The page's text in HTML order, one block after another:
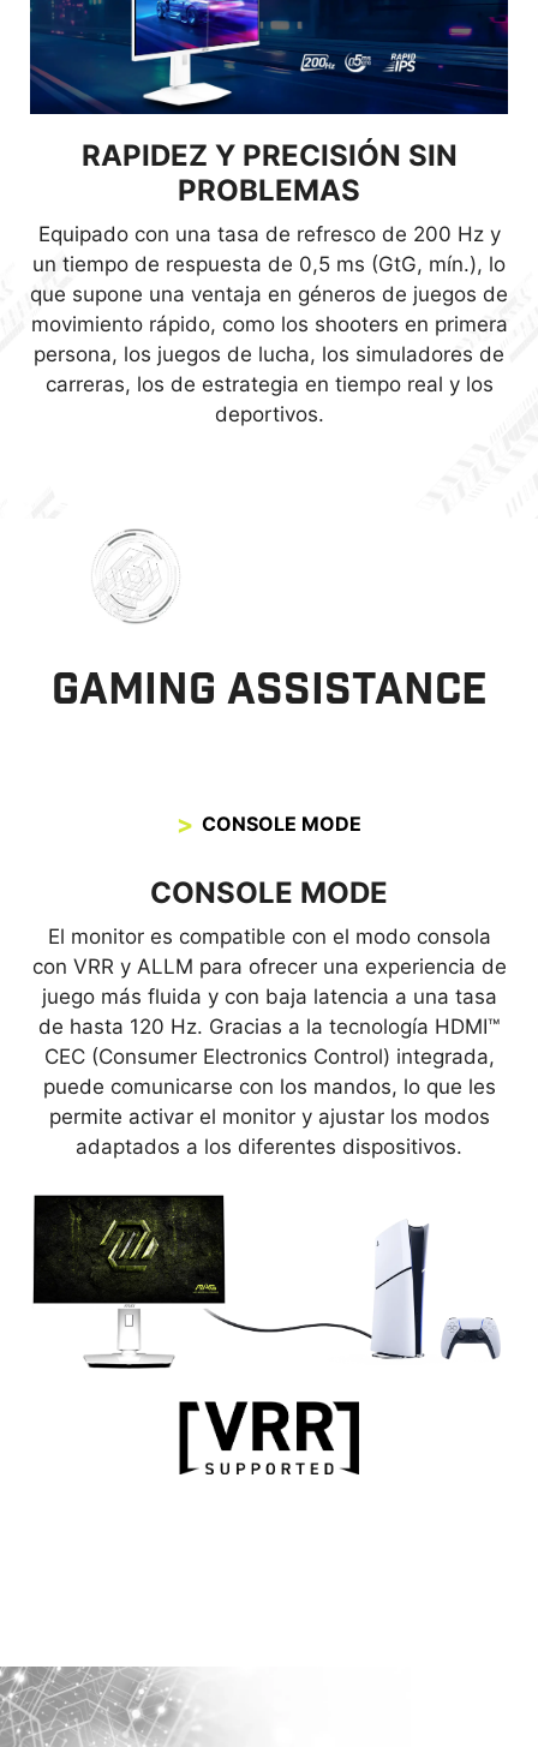
RAPIDEZ Y PRECISIÓN SIN
PROBLEMAS
Equipado con una tasa de refresco de 200 Hz y
un tiempo de respuesta de 0,5 ms (GtG, mín.), lo
que supone una ventaja en géneros de juegos de
movimiento rápido, como los shooters en primera
persona, los juegos de lucha, los simuladores de
carreras, los de estrategia en tiempo real y los
deportivos.
OBSERVA CON COMODIDAD.
Las tecnologías Antiparpadeo y de reducción de
la luz azul proporcionan una experiencia de
visualización muy cómoda al reducir la cantidad
de parpadeo y mostrar niveles más bajos de luz
azul. Podrás jugar durante más tiempo sin sufrir
fatiga ocular.
El monitor MSI Gaming está fabricado con
tecnología Adaptive Sync para conseguir unas
imágenes fluidas en su juego. La tecnología
Adaptive Sync sincronizará la tasa de refresco
de tu monitor con tu GPU para eliminar el tearing
o tartamudeo de la pantalla. Las imágenes
ultranítidas y sin retrasos que proporciona
Adaptive Sync te permitirán disfrutar del juego
como debe ser.
GAMING ASSISTANCE
CONSOLE MODE
CONSOLE MODE
El monitor es compatible con el modo consola
con VRR y ALLM para ofrecer una experiencia de
juego más fluida y con baja latencia a una tasa
de hasta 120 Hz. Gracias a la tecnología HDMI™
CEC (Consumer Electronics Control) integrada,
puede comunicarse con los mandos, lo que les
permite activar el monitor y ajustar los modos
adaptados a los diferentes dispositivos.